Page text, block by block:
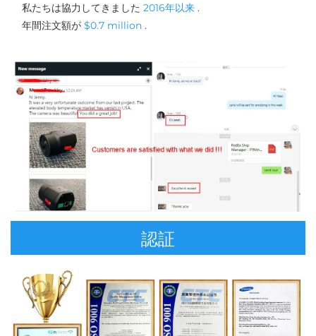
私たちは協力してきました 2016年以来 .
年間注文額が $0.7 million .
認証